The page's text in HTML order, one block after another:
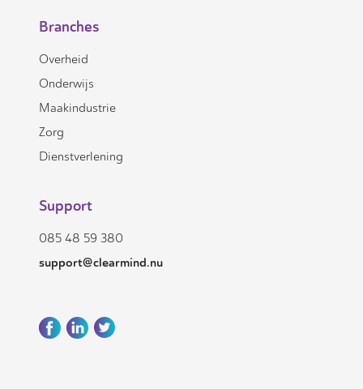
Branches
Overheid
Onderwijs
Maakindustrie
Zorg
Dienstverlening
Support
085 48 59 380
support@clearmind.nu